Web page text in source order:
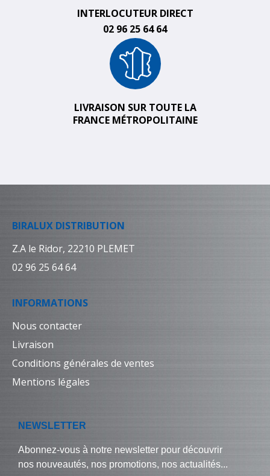
INTERLOCUTEUR DIRECT
02 96 25 64 64
LIVRAISON SUR TOUTE LA
FRANCE MÉTROPOLITAINE
BIRALUX DISTRIBUTION
Z.A le Ridor, 22210 PLEMET
02 96 25 64 64
INFORMATIONS
Nous contacter
Livraison
Conditions générales de ventes
Mentions légales